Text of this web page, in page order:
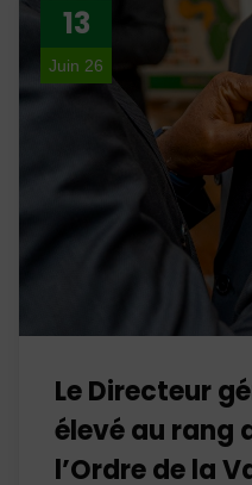
13
Juin 26
Le Directeur
élevé au rang
l’Ordre de la